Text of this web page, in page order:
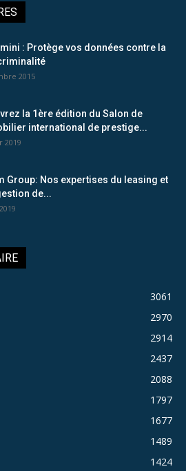
: Protège vos données contre la
2015
la 1ère édition du Salon de
international de prestige...
2019
Group: Nos expertises du leasing et
de...
3061
2970
2914
2437
2088
1797
1677
1489
1424